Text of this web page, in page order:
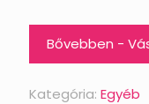
Bővebben -
Kategória: Egyéb